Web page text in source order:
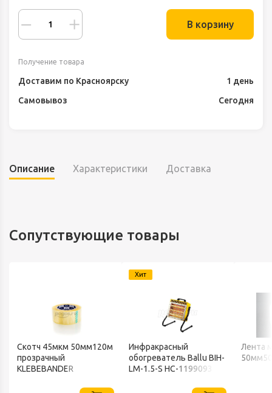
В корзину
Получение товара
Доставим по Красноярску
1 день
Самовывоз
Сегодня
Описание Характеристики Доставка
Сопутствующие товары
Скотч 45мкм 50мм120м
прозрачный
KLEBEBANDER
Хит
Инфракрасный
обогреватель Ballu BIH-
LM-1.5-S НС-1199093
Лента